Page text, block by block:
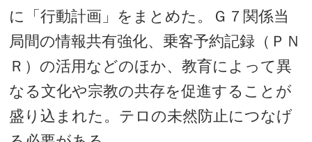
に「行動計画」をまとめた。Ｇ７関係当
局間の情報共有強化、乗客予約記録（ＰＮ
Ｒ）の活用などのほか、教育によって異
なる文化や宗教の共存を促進することが
盛り込まれた。テロの未然防止につなげ